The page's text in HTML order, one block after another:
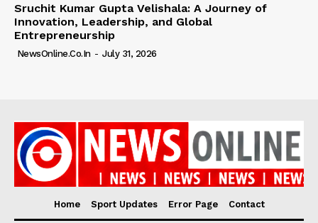
Sruchit Kumar Gupta Velishala: A Journey of
Innovation, Leadership, and Global
Entrepreneurship
NewsOnline.co.in - July 31, 2026
Home Sport Updates Error Page Contact